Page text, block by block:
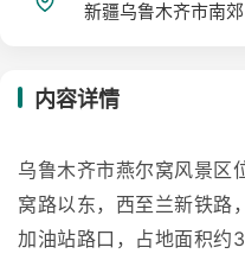
新疆乌鲁木齐市南郊
内容详情
乌鲁木齐市燕尔窝风景区
窝路以东，西至兰新铁路
加油站路口，占地面积约